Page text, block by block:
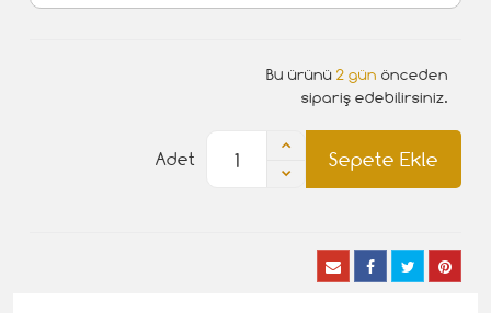
Bu ürünü 2 gün önceden
sipariş edebilirsiniz.
Sepete Ekle
Adet